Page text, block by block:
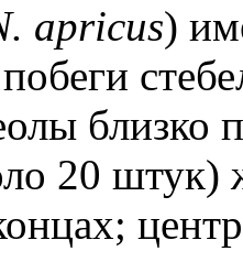
apricus)
близко
20 штук)